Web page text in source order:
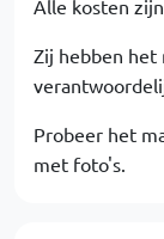
Alle kosten
Zij hebben het
Probeer het
met foto's.